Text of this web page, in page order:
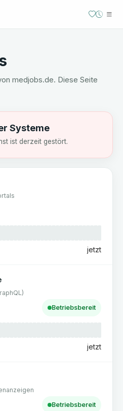
medjobs.de. Diese Seite
Systeme
ist derzeit gestört.
jetzt
Betriebsbereit
jetzt
Betriebsbereit